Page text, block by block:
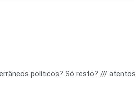
políticos? Só resto? /// atentos